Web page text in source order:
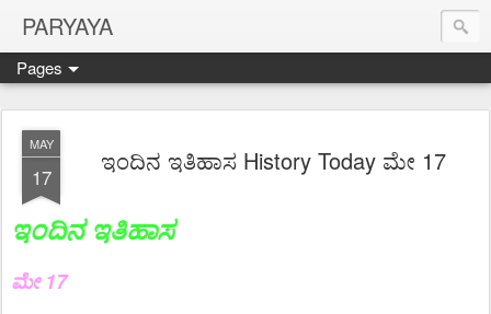
PARYAYA
Pages
MAY
17
ಇಂದಿನ ಇತಿಹಾಸ History Today ಮೇ 17
ಇಂದಿನ ಇತಿಹಾಸ
ಮೇ 17